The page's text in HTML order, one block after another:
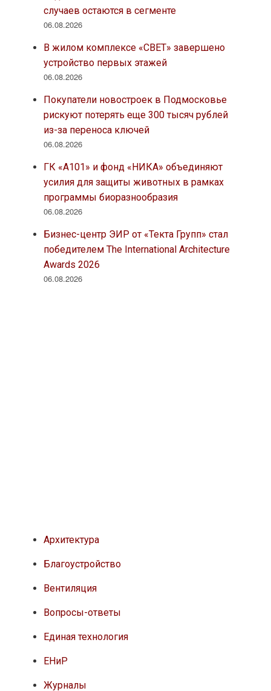
случаев остаются в сегменте
06.08.2026
В жилом комплексе «СВЕТ» завершено
устройство первых этажей
06.08.2026
Покупатели новостроек в Подмосковье
рискуют потерять еще 300 тысяч рублей
из-за переноса ключей
06.08.2026
ГК «А101» и фонд «НИКА» объединяют
усилия для защиты животных в рамках
программы биоразнообразия
06.08.2026
Бизнес-центр ЭИР от «Текта Групп» стал
победителем The International Architecture
Awards 2026
06.08.2026
Архитектура
Благоустройство
Вентиляция
Вопросы-ответы
Единая технология
ЕНиР
Журналы